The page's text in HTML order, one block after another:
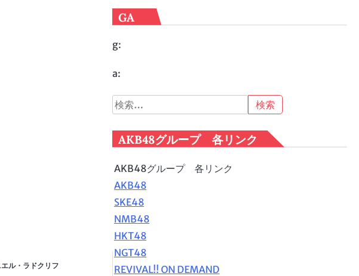
エル・ラドクリフ
GA
g:
a:
検
索:
AKB48グループ 各リンク
AKB48グループ 各リンク
AKB48
SKE48
NMB48
HKT48
NGT48
REVIVAL!! ON DEMAND